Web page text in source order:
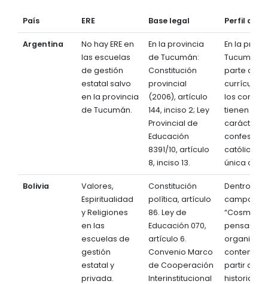
País ERE Base legal Perfil
Argentina
No hay ERE en
las escuelas
de gestión
estatal salvo
en la provincia
de Tucumán.
En la provincia
de Tucumán:
Constitución
provincial
(2006), artículo
144, inciso 2; Ley
Provincial de
Educación
8391/10, artículo
8, inciso 13.
En la
Tucumán,
parte del
currículo
los
tienen un
carácter
católico
única
Bolivia
Valores,
Espiritualidad
y Religiones
en las
escuelas de
gestión
estatal y
privada.
Constitución
política, artículo
86. Ley de
Educación 070,
artículo 6.
Convenio Marco
de Cooperación
Interinstitucional
Dentro del
campo de
“Cosmos y
organiza
partir de la
historia de